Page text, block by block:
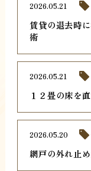
賃貸の退去時
術
2026.05.21
１２畳の床を
2026.05.21
網戸の外れ止
2026.05.20